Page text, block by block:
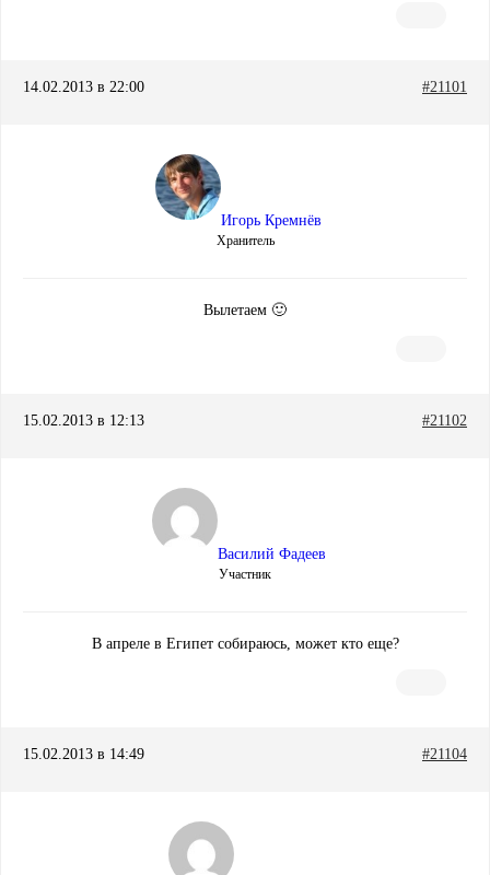
14.02.2013 в 22:00 #21101
Игорь Кремнёв
Хранитель
Вылетаем 🙂
15.02.2013 в 12:13 #21102
Василий Фадеев
Участник
В апреле в Египет собираюсь, может кто еще?
15.02.2013 в 14:49 #21104